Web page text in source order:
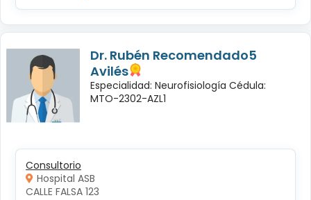
Dr. Rubén Recomendado5
Avilés
Especialidad: Neurofisiología Cédula:
MTO-2302-AZL1
Consultorio
Hospital ASB
CALLE FALSA 123